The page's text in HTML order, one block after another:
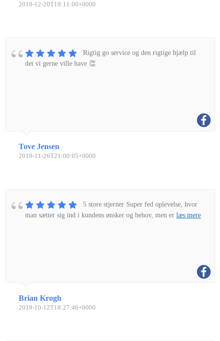
2019-12-20T19:11:00+0000
Rigtig go service og den rigtige hjælp til
det vi gerne ville have 👏
Tove Jensen
2019-11-26T21:00:05+0000
5 store stjerner Super fed oplevelse, hvor
man sætter sig ind i kundens ønsker og behov, men er læs mere
Brian Krogh
2019-10-12T18:27:46+0000